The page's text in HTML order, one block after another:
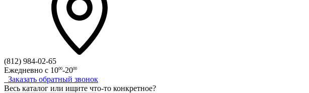
(812) 984-02-65
Ежедневно с 1000-2000
Заказать обратный звонок
Весь каталог или ищите что-то конкретное?